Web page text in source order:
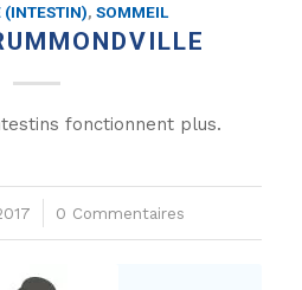
(INTESTIN), SOMMEIL
fonctionnent plus.
0 Commentaires